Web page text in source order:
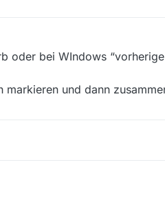
oder bei WIndows
und dann